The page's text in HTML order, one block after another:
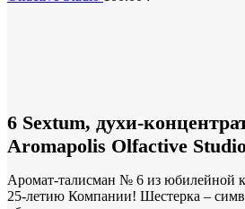
6 Sextum, духи-
Aromapolis Olfactive
Аромат-талисман № 6 из юбилейной
25-летию Компании! Шестерка –